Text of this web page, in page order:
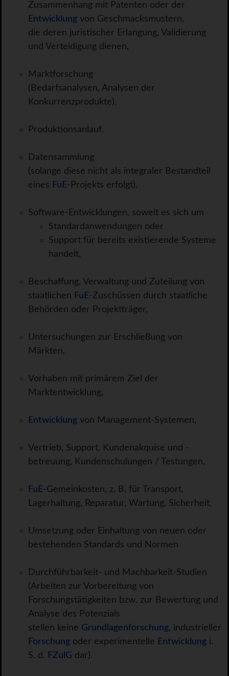
Zusammenhang mit Patenten oder der
Entwicklung von Geschmacksmustern,
die deren juristischer Erlangung, Validierung
und Verteidigung dienen,
Marktforschung
(Bedarfsanalysen, Analysen der
Konkurrenzprodukte),
Produktionsanlauf,
Datensammlung
(solange diese nicht als integraler Bestandteil
eines FuE-Projekts erfolgt),
Software-Entwicklungen, soweit es sich um
Standardanwendungen oder
Support für bereits existierende Systeme
handelt,
Beschaffung, Verwaltung und Zuteilung von
staatlichen FuE-Zuschüssen durch staatliche
Behörden oder Projektträger,
Untersuchungen zur Erschließung von
Märkten,
Vorhaben mit primärem Ziel der
Marktentwicklung,
Entwicklung von Management-Systemen,
Vertrieb, Support, Kundenakquise und -
betreuung, Kundenschulungen / Testungen,
FuE-Gemeinkosten, z. B. für Transport,
Lagerhaltung, Reparatur, Wartung, Sicherheit,
Umsetzung oder Einhaltung von neuen oder
bestehenden Standards und Normen
Durchführbarkeit- und Machbarkeit-Studien
(Arbeiten zur Vorbereitung von
Forschungstätigkeiten bzw. zur Bewertung und
Analyse des Potenzials
stellen keine Grundlagenforschung, industrieller
Forschung oder experimentelle Entwicklung i.
S. d. FZulG dar).